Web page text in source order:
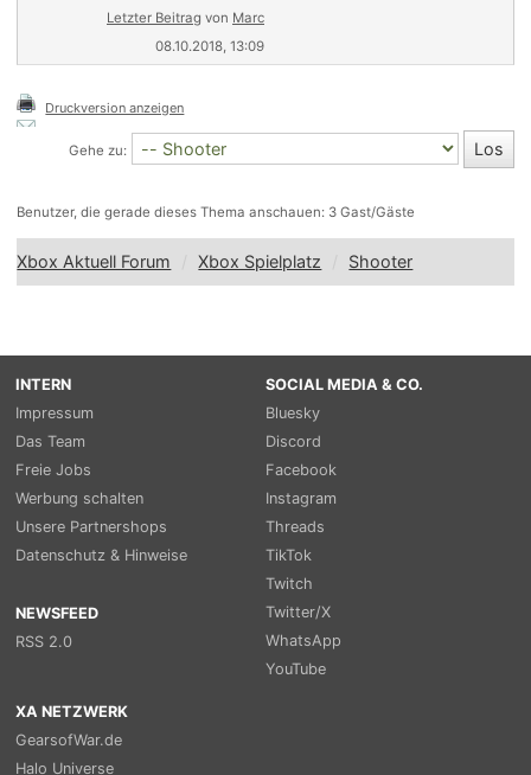
Letzter Beitrag von Marc
08.10.2018, 13:09
Druckversion anzeigen
Gehe zu:
Benutzer, die gerade dieses Thema anschauen: 3 Gast/Gäste
Xbox Aktuell Forum Xbox Spielplatz Shooter
INTERN
Impressum
Das Team
Freie Jobs
Werbung schalten
Unsere Partnershops
Datenschutz & Hinweise
NEWSFEED
RSS 2.0
SOCIAL MEDIA & CO.
Bluesky
Discord
Facebook
Instagram
Threads
TikTok
Twitch
Twitter/X
WhatsApp
YouTube
XA NETZWERK
GearsofWar.de
Halo Universe